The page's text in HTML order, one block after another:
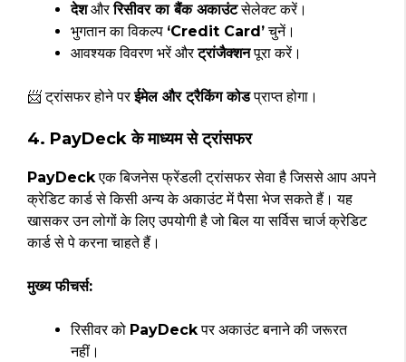
देशऔररिसीवर का बैंक अकाउंटसेलेक्ट करें।
भुगतान का विकल्प ‘Credit Card’चुनें।
आवश्यक विवरण भरें औरट्रांजैक्शनपूरा करें।
📨 ट्रांसफर होने परईमेल और ट्रैकिंग कोडप्राप्त होगा।
4. PayDeck के माध्यम से ट्रांसफर
PayDeckएक बिजनेस फ्रेंडली ट्रांसफर सेवा है जिससे आप अपने
क्रेडिट कार्ड से किसी अन्य के अकाउंट में पैसा भेज सकते हैं। यह
खासकर उन लोगों के लिए उपयोगी है जो बिल या सर्विस चार्ज क्रेडिट
कार्ड से पे करना चाहते हैं।
मुख्य फीचर्स:
रिसीवर को PayDeckपर अकाउंट बनाने की जरूरत
नहीं।